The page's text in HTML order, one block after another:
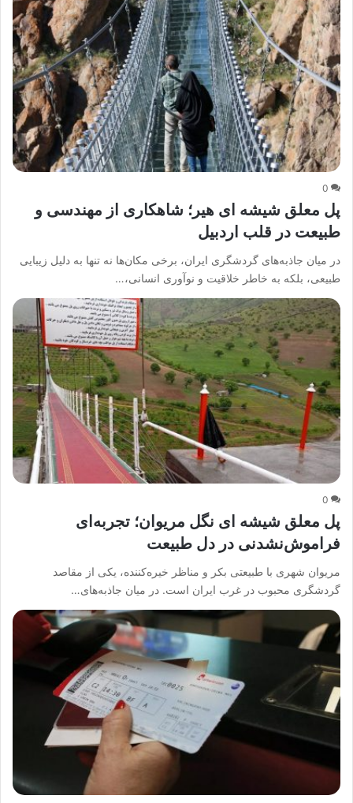
0
پل معلق شیشه ای هیر؛ شاهکاری از مهندسی و
طبیعت در قلب اردبیل
در میان جاذبه‌های گردشگری ایران، برخی مکان‌ها نه تنها به دلیل زیبایی
طبیعی، بلکه به خاطر خلاقیت و نوآوری انسانی،…
0
پل معلق شیشه ای نگل مریوان؛ تجربه‌ای
فراموش‌نشدنی در دل طبیعت
مریوان شهری با طبیعتی بکر و مناظر خیره‌کننده، یکی از مقاصد
گردشگری محبوب در غرب ایران است. در میان جاذبه‌های…